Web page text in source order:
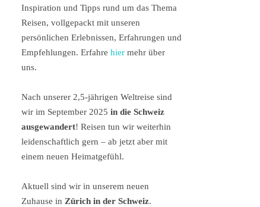
Inspiration und Tipps rund um das Thema
Reisen, vollgepackt mit unseren
persönlichen Erlebnissen, Erfahrungen und
Empfehlungen. Erfahre hier mehr über
uns.
Nach unserer 2,5-jährigen Weltreise sind
wir im September 2025 in die Schweiz
ausgewandert! Reisen tun wir weiterhin
leidenschaftlich gern – ab jetzt aber mit
einem neuen Heimatgefühl.
Aktuell sind wir in unserem neuen
Zuhause in Zürich in der Schweiz.